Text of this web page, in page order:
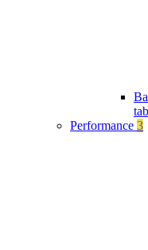
Performance 3